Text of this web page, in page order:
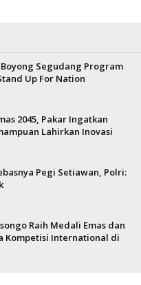
Segudang Program
Up For Nation
2045, Pakar Ingatkan
Lahirkan Inovasi
Pegi Setiawan, Polri:
Raih Medali Emas dan
Kompetisi International di